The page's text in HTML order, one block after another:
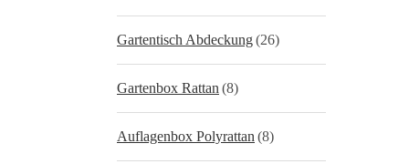
Gartentisch Abdeckung(26)
Gartenbox Rattan (8)
Auflagenbox Polyrattan (8)